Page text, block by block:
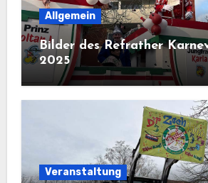
Allgemein
Bilder des Refrather
2025
Veranstaltung